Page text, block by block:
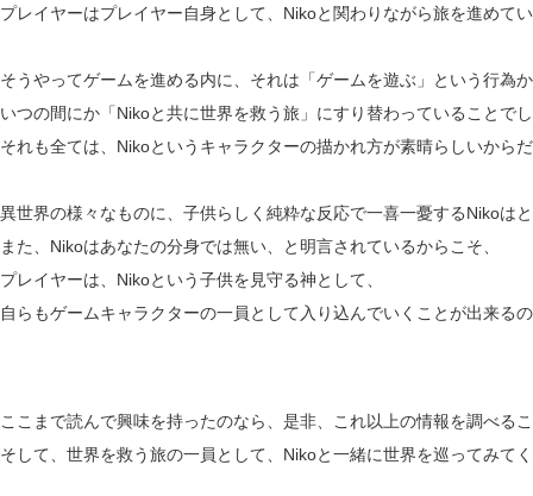
プレイヤーはプレイヤー自身として、Nikoと関わりながら旅を進めて
そうやってゲームを進める内に、それは「ゲームを遊ぶ」という行為
いつの間にか「Nikoと共に世界を救う旅」にすり替わっていることで
それも全ては、Nikoというキャラクターの描かれ方が素晴らしいから
異世界の様々なものに、子供らしく純粋な反応で一喜一憂するNikoは
また、Nikoはあなたの分身では無い、と明言されているからこそ、
プレイヤーは、Nikoという子供を見守る神として、
自らもゲームキャラクターの一員として入り込んでいくことが出来る
ここまで読んで興味を持ったのなら、是非、これ以上の情報を調べる
そして、世界を救う旅の一員として、Nikoと一緒に世界を巡ってみて